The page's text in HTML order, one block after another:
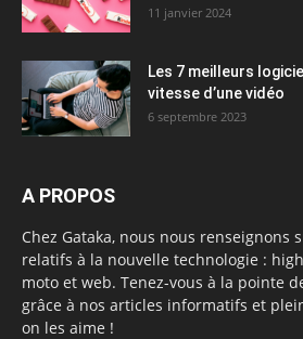
11 janvier 2024
Les 7 meilleurs
vitesse d’une vidéo
6 septembre 2023
A PROPOS
Chez Gataka, nous nous renseignons
relatifs à la nouvelle technologie :
moto et web. Tenez-vous à la pointe
grâce à nos articles informatifs et
on les aime !